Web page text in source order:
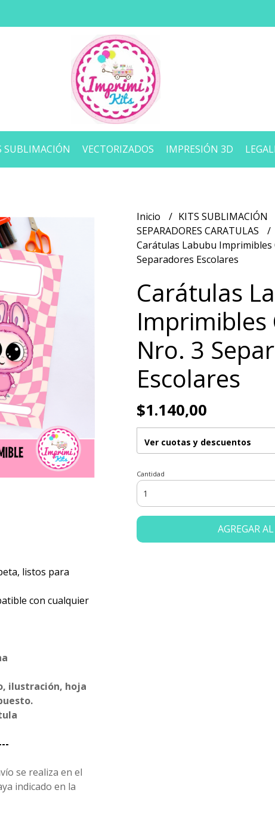
SUBLIMACIÓN VECTORIZADOS IMPRESIÓN 3D
listos para
con cualquier
ilustración, hoja
se realiza en el
indicado en la
Inicio KITS SUBLIMACIÓN
SEPARADORES CARATULAS
Carátulas Labubu Imprimibles
Separadores Escolares
Carátulas
Imprimibles
Nro. 3
Escolares
$1.140,00
Ver cuotas y descuentos
Cantidad
AGREGAR